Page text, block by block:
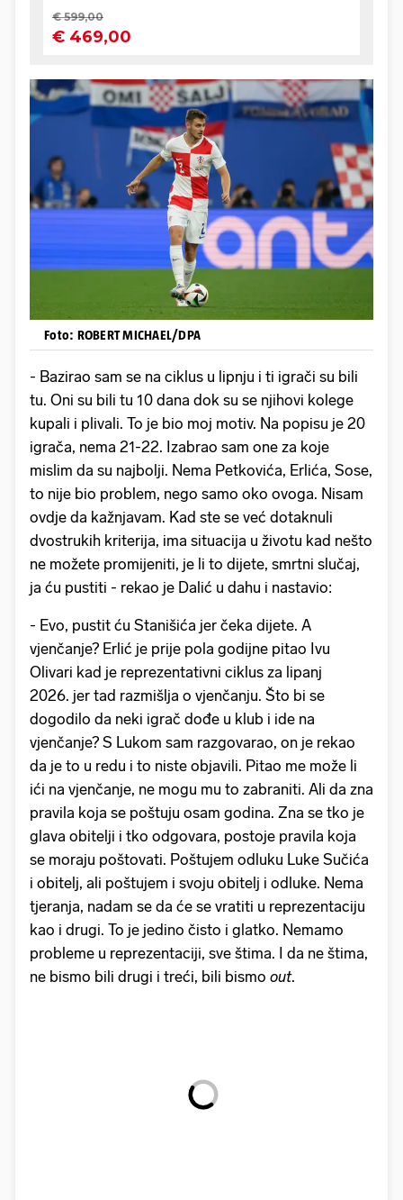
Foto: ROBERT MICHAEL/DPA
- Bazirao sam se na ciklus u lipnju i ti igrači su bili
tu. Oni su bili tu 10 dana dok su se njihovi kolege
kupali i plivali. To je bio moj motiv. Na popisu je 20
igrača, nema 21-22. Izabrao sam one za koje
mislim da su najbolji. Nema Petkovića, Erlića, Sose,
to nije bio problem, nego samo oko ovoga. Nisam
ovdje da kažnjavam. Kad ste se već dotaknuli
dvostrukih kriterija, ima situacija u životu kad nešto
ne možete promijeniti, je li to dijete, smrtni slučaj,
ja ću pustiti - rekao je Dalić u dahu i nastavio:
- Evo, pustit ću Stanišića jer čeka dijete. A
vjenčanje? Erlić je prije pola godijne pitao Ivu
Olivari kad je reprezentativni ciklus za lipanj
2026. jer tad razmišlja o vjenčanju. Što bi se
dogodilo da neki igrač dođe u klub i ide na
vjenčanje? S Lukom sam razgovarao, on je rekao
da je to u redu i to niste objavili. Pitao me može li
ići na vjenčanje, ne mogu mu to zabraniti. Ali da zna
pravila koja se poštuju osam godina. Zna se tko je
glava obitelji i tko odgovara, postoje pravila koja
se moraju poštovati. Poštujem odluku Luke Sučića
i obitelj, ali poštujem i svoju obitelj i odluke. Nema
tjeranja, nadam se da će se vratiti u reprezentaciju
kao i drugi. To je jedino čisto i glatko. Nemamo
probleme u reprezentaciji, sve štima. I da ne štima,
ne bismo bili drugi i treći, bili bismo out.